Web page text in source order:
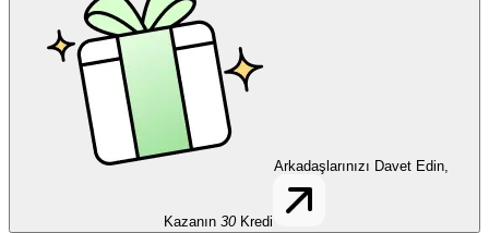
Arkadaşlarınızı Davet Edin,
Kazanın 30 Kredi